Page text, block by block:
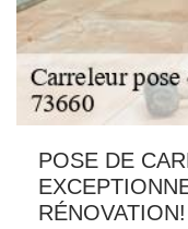
POSE DE
RÉNOVATION!